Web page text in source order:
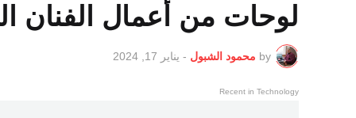
لوحات من أعمال الفنان
by محمود الشبول - يناير 17, 2024
Recent in Technology